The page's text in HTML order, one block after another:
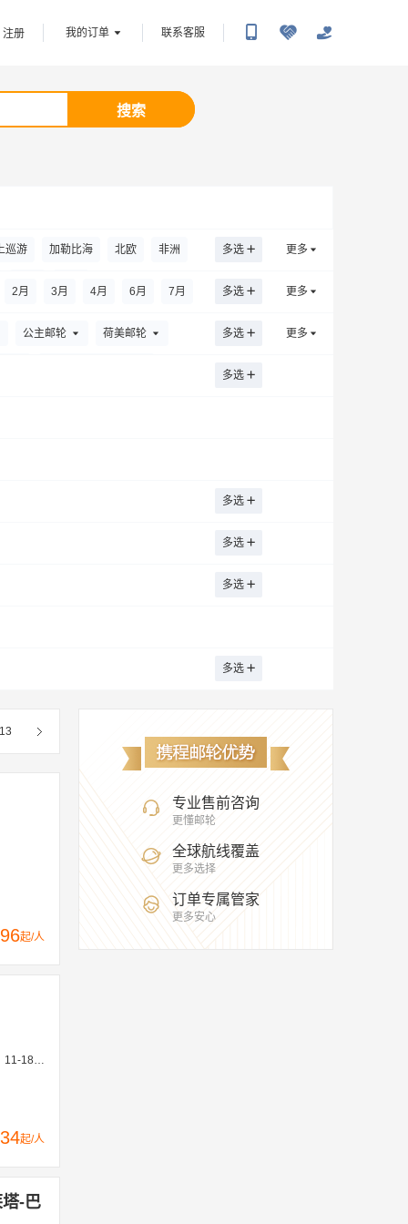
注册 我的订单 联系客服
搜索
巡游 加勒比海 北欧 非洲 更多
多选
2月 3月 4月 6月 7月 更多
多选
公主邮轮 荷美邮轮 更多
多选
多选
多选
多选
多选
多选
13
起/人
、12-30
起/人
-巴
专业售前咨询
更懂邮轮
全球航线覆盖
更多选择
订单专属管家
更多安心